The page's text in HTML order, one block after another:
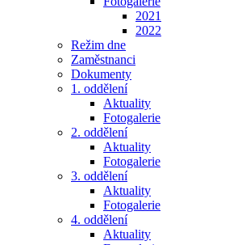
2021
2022
Režim dne
Zaměstnanci
Dokumenty
1. oddělení
Aktuality
Fotogalerie
2. oddělení
Aktuality
Fotogalerie
3. oddělení
Aktuality
Fotogalerie
4. oddělení
Aktuality